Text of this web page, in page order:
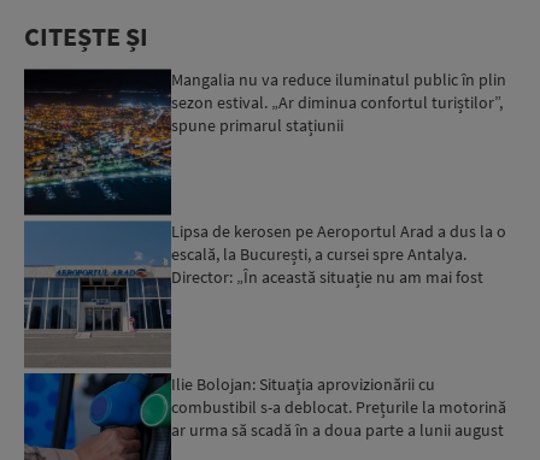
CITEȘTE ȘI
Mangalia nu va reduce iluminatul public în plin
sezon estival. „Ar diminua confortul turiștilor”,
spune primarul stațiunii
Lipsa de kerosen pe Aeroportul Arad a dus la o
escală, la București, a cursei spre Antalya.
Director: „În această situație nu am mai fost
Ilie Bolojan: Situaţia aprovizionării cu
combustibil s-a deblocat. Prețurile la motorină
ar urma să scadă în a doua parte a lunii august